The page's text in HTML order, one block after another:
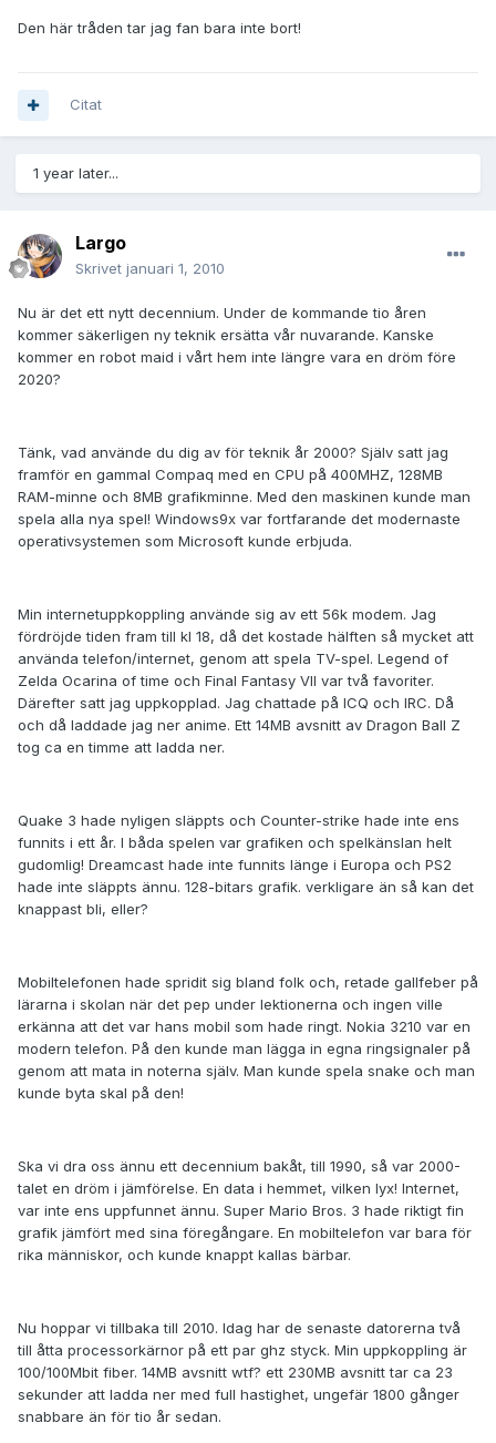
Den här tråden tar jag fan bara inte bort!
Citat
1 year later...
Largo
Skrivet januari 1, 2010
Nu är det ett nytt decennium. Under de kommande tio åren
kommer säkerligen ny teknik ersätta vår nuvarande. Kanske
kommer en robot maid i vårt hem inte längre vara en dröm före
2020?
Tänk, vad använde du dig av för teknik år 2000? Själv satt jag
framför en gammal Compaq med en CPU på 400MHZ, 128MB
RAM-minne och 8MB grafikminne. Med den maskinen kunde man
spela alla nya spel! Windows9x var fortfarande det modernaste
operativsystemen som Microsoft kunde erbjuda.
Min internetuppkoppling använde sig av ett 56k modem. Jag
fördröjde tiden fram till kl 18, då det kostade hälften så mycket att
använda telefon/internet, genom att spela TV-spel. Legend of
Zelda Ocarina of time och Final Fantasy VII var två favoriter.
Därefter satt jag uppkopplad. Jag chattade på ICQ och IRC. Då
och då laddade jag ner anime. Ett 14MB avsnitt av Dragon Ball Z
tog ca en timme att ladda ner.
Quake 3 hade nyligen släppts och Counter-strike hade inte ens
funnits i ett år. I båda spelen var grafiken och spelkänslan helt
gudomlig! Dreamcast hade inte funnits länge i Europa och PS2
hade inte släppts ännu. 128-bitars grafik. verkligare än så kan det
knappast bli, eller?
Mobiltelefonen hade spridit sig bland folk och, retade gallfeber på
lärarna i skolan när det pep under lektionerna och ingen ville
erkänna att det var hans mobil som hade ringt. Nokia 3210 var en
modern telefon. På den kunde man lägga in egna ringsignaler på
genom att mata in noterna själv. Man kunde spela snake och man
kunde byta skal på den!
Ska vi dra oss ännu ett decennium bakåt, till 1990, så var 2000-
talet en dröm i jämförelse. En data i hemmet, vilken lyx! Internet,
var inte ens uppfunnet ännu. Super Mario Bros. 3 hade riktigt fin
grafik jämfört med sina föregångare. En mobiltelefon var bara för
rika människor, och kunde knappt kallas bärbar.
Nu hoppar vi tillbaka till 2010. Idag har de senaste datorerna två
till åtta processorkärnor på ett par ghz styck. Min uppkoppling är
100/100Mbit fiber. 14MB avsnitt wtf? ett 230MB avsnitt tar ca 23
sekunder att ladda ner med full hastighet, ungefär 1800 gånger
snabbare än för tio år sedan.